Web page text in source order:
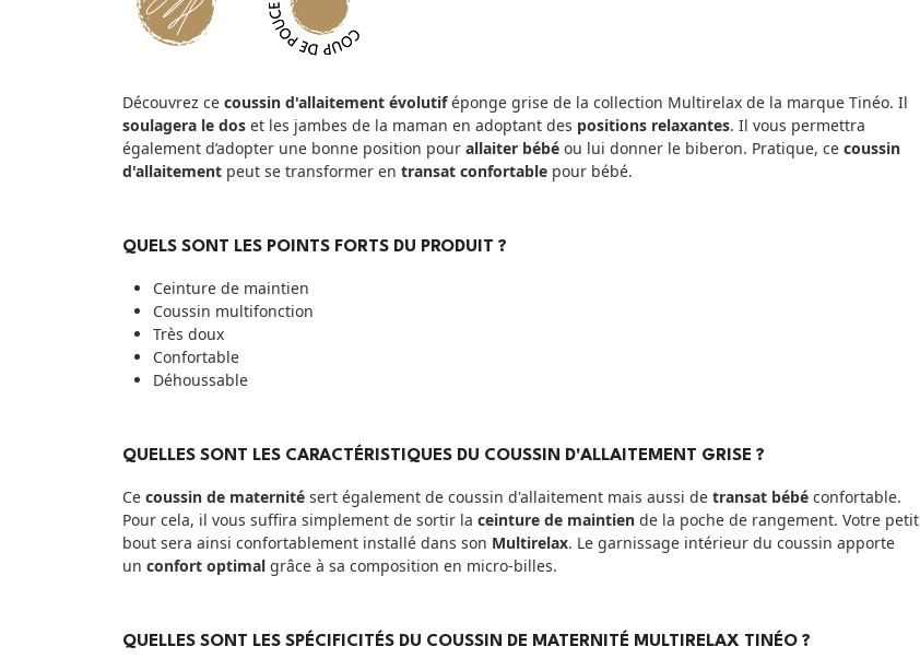
Découvrez ce coussin d'allaitement évolutiféponge grise de la collection Multirelax de la marque Tinéo. Il
soulagera le dos et les jambes de la maman en adoptant des positions relaxantes. Il vous permettra
également d’adopter une bonne position pour allaiter bébé ou lui donner le biberon. Pratique, ce coussin
d'allaitement peut se transformer en transat confortable pour bébé.
QUELS SONT LES POINTS FORTS DU PRODUIT ?
Ceinture de maintien
Coussin multifonction
Très doux
Confortable
Déhoussable
QUELLES SONT LES CARACTÉRISTIQUES DU COUSSIN D'ALLAITEMENT GRISE ?
Ce coussin de maternité sert également de coussin d'allaitement mais aussi de transat bébé confortable.
Pour cela, il vous suffira simplement de sortir la ceinture de maintien de la poche de rangement. Votre petit
bout sera ainsi confortablement installé dans son Multirelax. Le garnissage intérieur du coussin apporte
un confort optimal grâce à sa composition en micro-billes.
QUELLES SONT LES SPÉCIFICITÉS DU COUSSIN DE MATERNITÉ MULTIRELAX TINÉO ?